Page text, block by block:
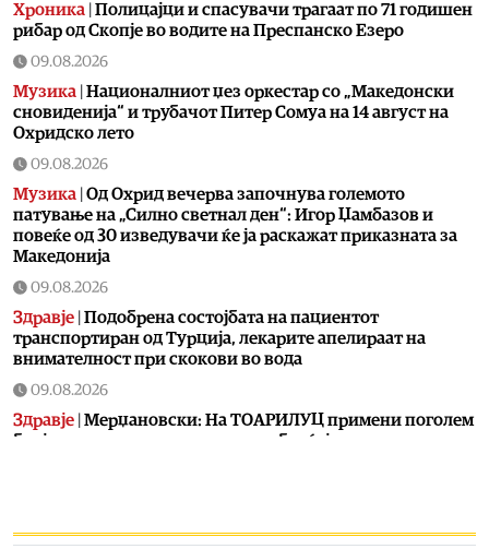
Хроника Полицајци и спасувачи трагаат по 71 годишен
рибар од Скопје во водите на Преспанско Езеро
09.08.2026
Музика Националниот џез оркестар со „Македонски
сновиденија“ и трубачот Питер Сомуа на 14 август на
Охридско лето
09.08.2026
Музика Од Охрид вечерва започнува големото
патување на „Силно светнал ден“: Игор Џамбазов и
повеќе од 30 изведувачи ќе ја раскажат приказната за
Македонија
09.08.2026
Здравје Подобрена состојбата на пациентот
транспортиран од Турција, лекарите апелираат на
внимателност при скокови во вода
09.08.2026
Здравје Мерџановски: На ТОАРИЛУЦ примени поголем
број пациенти повредени во сообраќајки, регистрирани
Ракомет|Македонија, Србија и Словенија со заедничка